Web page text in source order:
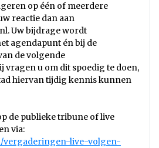
op één of meerdere
reactie dan aan
. Uw bijdrage wordt
agendapunt én bij de
de volgende
vragen u om dit spoedig te doen,
hiervan tijdig kennis kunnen
de publieke tribune of live
via:
vergaderingen-live-volgen-